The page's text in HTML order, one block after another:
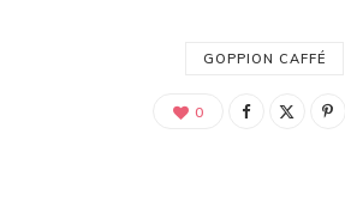
GOPPION CAFFÉ
0